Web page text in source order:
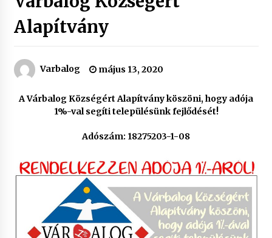
Alapítvány
Varbalog május 13, 2020
A Várbalog Községért Alapítvány köszöni, hogy adója
1%-val segíti településünk fejlődését!
Adószám: 18275203-1-08